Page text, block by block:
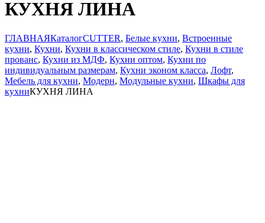
КУХНЯ ЛИНА
ГЛАВНАЯКаталогCUTTER, Белые кухни, Встроенные
кухни, Кухни, Кухни в классическом стиле, Кухни в стиле
прованс, Кухни из МДФ, Кухни оптом, Кухни по
индивидуальным размерам, Кухни эконом класса, Лофт,
Мебель для кухни, Модерн, Модульные кухни, Шкафы для
кухниКУХНЯ ЛИНА